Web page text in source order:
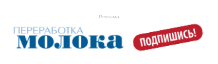
- Реклама -